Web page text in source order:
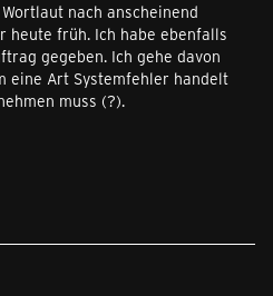
nach anscheinend
heute früh. Ich habe ebenfalls
gegeben. Ich gehe davon
eine Art Systemfehler handelt
muss (?).